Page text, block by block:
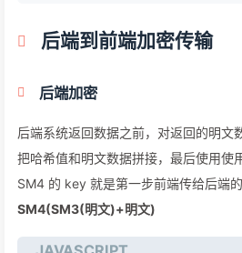
后端到前端加密传输
后端加密
后端系统返回数据之前，对返回的明文
把哈希值和明文数据拼接，最后使用使
SM4 的 key 就是第一步前端传给后端
SM4(SM3(明文)+明文)